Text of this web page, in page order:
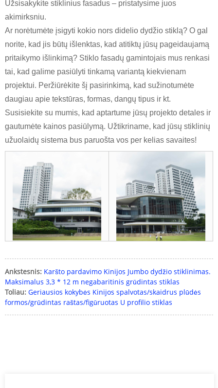
Užsisakykite stiklinius fasadus – pristatysime juos
akimirksniu.
Ar norėtumėte įsigyti kokio nors didelio dydžio stiklą? O gal
norite, kad jis būtų išlenktas, kad atitiktų jūsų pageidaujamą
pritaikymo išlinkimą? Stiklo fasadų gamintojais mus renkasi
tai, kad galime pasiūlyti tinkamą variantą kiekvienam
projektui. Peržiūrėkite šį pasirinkimą, kad sužinotumėte
daugiau apie tekstūras, formas, dangų tipus ir kt.
Susisiekite su mumis, kad aptartume jūsų projekto detales ir
gautumėte kainos pasiūlymą. Užtikriname, kad jūsų stiklinių
užuolaidų sistema bus paruošta vos per kelias savaites!
Ankstesnis: Karšto pardavimo Kinijos Jumbo dydžio stiklinimas.
Maksimalus 3,3 * 12 m negabaritinis grūdintas stiklas
Toliau: Geriausios kokybės Kinijos spalvotas/skaidrus plūdės
formos/grūdintas raštas/figūruotas U profilio stiklas